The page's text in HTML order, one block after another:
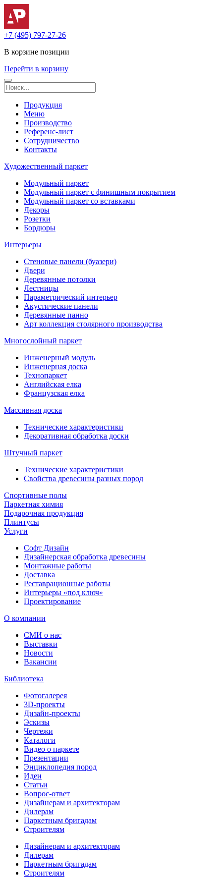
+7 (495) 797-27-26
В корзине позиции
Перейти в корзину
Продукция
Меню
Производство
Референс-лист
Сотрудничество
Контакты
Художественный паркет
Модульный паркет
Модульный паркет с финишным покрытием
Модульный паркет со вставками
Декоры
Розетки
Бордюры
Интерьеры
Стеновые панели (буазери)
Двери
Деревянные потолки
Лестницы
Параметрический интерьер
Акустические панели
Деревянные панно
Арт коллекция столярного производства
Многослойный паркет
Инженерный модуль
Инженерная доска
Технопаркет
Английская елка
Французская елка
Массивная доска
Технические характеристики
Декоративная обработка доски
Штучный паркет
Технические характеристики
Свойства древесины разных пород
Спортивные полы
Паркетная химия
Подарочная продукция
Плинтусы
Услуги
Софт Дизайн
Дизайнерская обработка древесины
Монтажные работы
Доставка
Реставрационные работы
Интерьеры «под ключ»
Проектирование
О компании
СМИ о нас
Выставки
Новости
Вакансии
Библиотека
Фотогалерея
3D-проекты
Дизайн-проекты
Эскизы
Чертежи
Каталоги
Видео о паркете
Презентации
Энциклопедия пород
Идеи
Статьи
Вопрос-ответ
Дизайнерам и архитекторам
Дилерам
Паркетным бригадам
Строителям
Дизайнерам и архитекторам
Дилерам
Паркетным бригадам
Строителям